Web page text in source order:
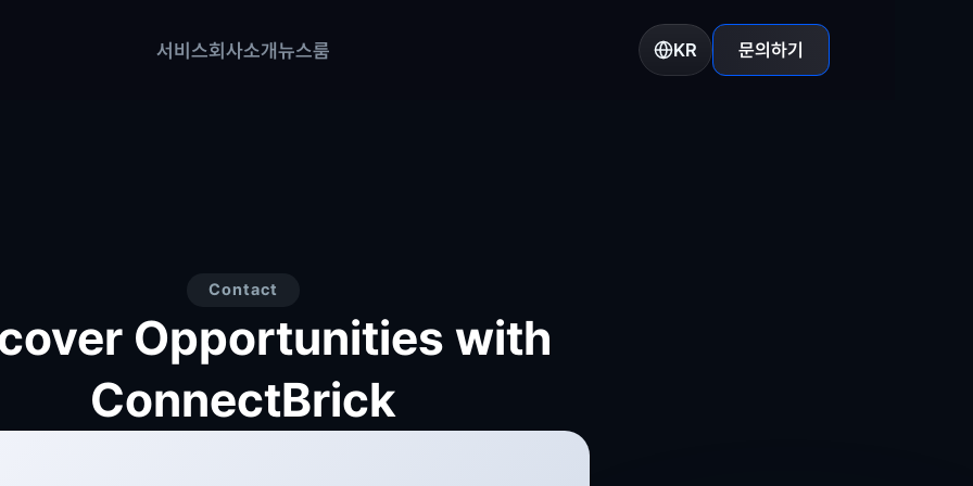
서비스회사소개뉴스룸 KR 문의하기
Contact
Opportunities with
ConnectBrick